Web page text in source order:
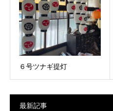
６号ツナギ提灯
最新記事